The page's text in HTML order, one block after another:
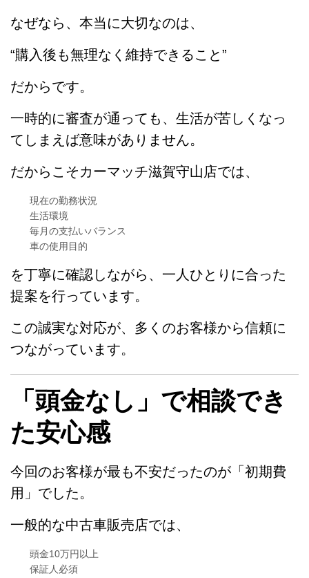
なぜなら、本当に大切なのは、
“購入後も無理なく維持できること”
だからです。
一時的に審査が通っても、生活が苦しくなっ
てしまえば意味がありません。
だからこそカーマッチ滋賀守山店では、
現在の勤務状況
生活環境
毎月の支払いバランス
車の使用目的
を丁寧に確認しながら、一人ひとりに合った
提案を行っています。
この誠実な対応が、多くのお客様から信頼に
つながっています。
「頭金なし」で相談でき
た安心感
今回のお客様が最も不安だったのが「初期費
用」でした。
一般的な中古車販売店では、
頭金10万円以上
保証人必須